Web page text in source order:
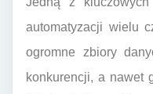
automatyzacji wielu
ogromne zbiory
konkurencji, a nawet